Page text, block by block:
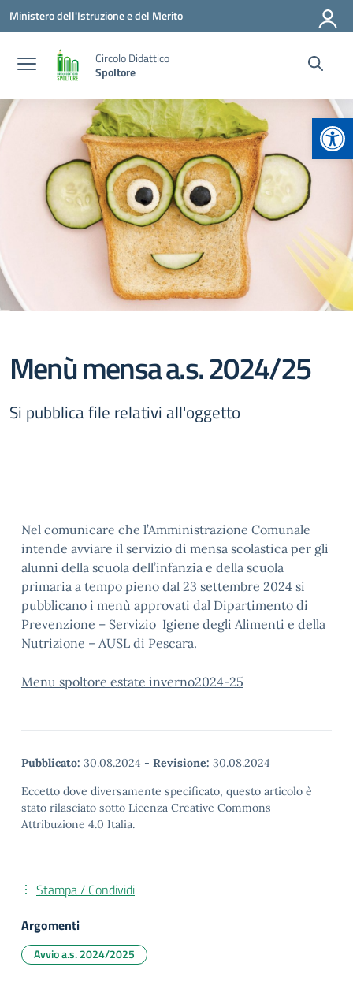
Vai ai contenuti
Vai al menu di navigazione
Vai al footer
Ministero dell'Istruzione e del Merito
Circolo Didattico
Spoltore
Menù mensa a.s. 2024/25
Si pubblica file relativi all'oggetto
Nel comunicare che l’Amministrazione Comunale
intende avviare il servizio di mensa scolastica per gli
alunni della scuola dell’infanzia e della scuola
primaria a tempo pieno dal 23 settembre 2024 si
pubblicano i menù approvati dal Dipartimento di
Prevenzione – Servizio Igiene degli Alimenti e della
Nutrizione – AUSL di Pescara.
Menu spoltore estate inverno2024-25
Pubblicato: 30.08.2024 - Revisione: 30.08.2024
Eccetto dove diversamente specificato, questo articolo è
stato rilasciato sotto Licenza Creative Commons
Attribuzione 4.0 Italia.
Stampa / Condividi
Argomenti
Avvio a.s. 2024/2025